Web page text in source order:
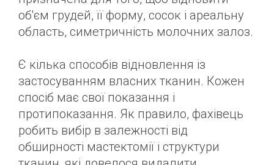
об'єм грудей, її форму, сосок і ареальну
область, симетричність молочних залоз.
Є кілька способів відновлення із
застосуванням власних тканин. Кожен
спосіб має свої показання і
протипоказання. Як правило, фахівець
робить вибір в залежності від
обширності мастектомії і структури